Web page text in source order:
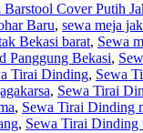
Barstool Cover Putih
Baru, sewa meja
Bekasi barat, Sewa
Panggung Bekasi,
Tirai Dinding, Sewa
, Sewa Tirai
, Sewa Tirai Dinding
, Sewa Tirai Dinding